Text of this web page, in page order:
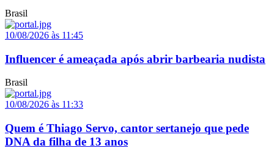
Brasil
10/08/2026 às 11:45
Influencer é ameaçada após abrir barbearia nudista
Brasil
10/08/2026 às 11:33
Quem é Thiago Servo, cantor sertanejo que pede
DNA da filha de 13 anos